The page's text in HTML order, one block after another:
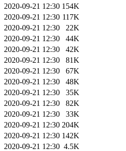
2020-09-21 12:30 154K
2020-09-21 12:30 117K
2020-09-21 12:30
22K
2020-09-21 12:30
44K
2020-09-21 12:30
42K
2020-09-21 12:30
81K
2020-09-21 12:30
67K
2020-09-21 12:30
48K
2020-09-21 12:30
35K
2020-09-21 12:30
82K
2020-09-21 12:30
33K
2020-09-21 12:30 204K
2020-09-21 12:30 142K
2020-09-21 12:30 4.5K